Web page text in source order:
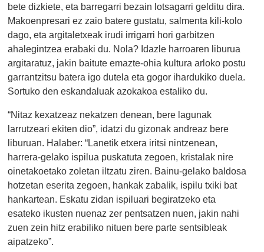
bete dizkiete, eta barregarri bezain lotsagarri gelditu dira.
Makoenpresari ez zaio batere gustatu, salmenta kili-kolo
dago, eta argitaletxeak irudi irrigarri hori garbitzen
ahalegintzea erabaki du. Nola? Idazle harroaren liburua
argitaratuz, jakin baitute emazte-ohia kultura arloko postu
garrantzitsu batera igo dutela eta gogor ihardukiko duela.
Sortuko den eskandaluak azokakoa estaliko du.
“Nitaz kexatzeaz nekatzen denean, bere lagunak
larrutzeari ekiten dio”, idatzi du gizonak andreaz bere
liburuan. Halaber: “Lanetik etxera iritsi nintzenean,
harrera-gelako ispilua puskatuta zegoen, kristalak nire
oinetakoetako zoletan iltzatu ziren. Bainu-gelako baldosa
hotzetan eserita zegoen, hankak zabalik, ispilu txiki bat
hankartean. Eskatu zidan ispiluari begiratzeko eta
esateko ikusten nuenaz zer pentsatzen nuen, jakin nahi
zuen zein hitz erabiliko nituen bere parte sentsibleak
aipatzeko”.